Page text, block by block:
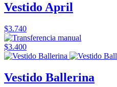
Vestido April
$3.740
$3.400
Vestido Ballerina